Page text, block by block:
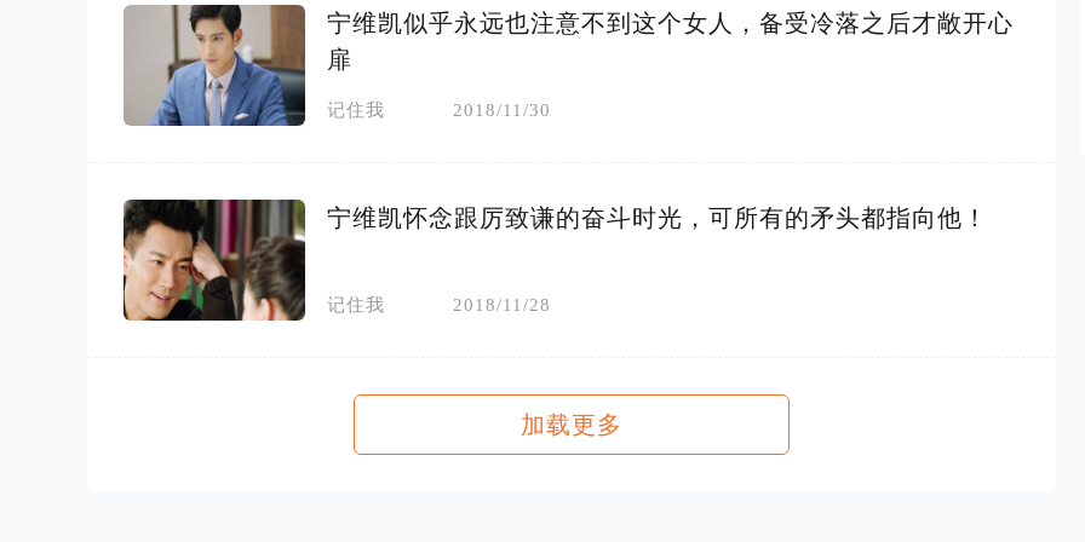
宁维凯似乎永远也注意不到这个女人，备受冷落之后才敞开心
扉
记住我 2018/11/30
宁维凯怀念跟厉致谦的奋斗时光，可所有的矛头都指向他！
记住我 2018/11/28
加载更多